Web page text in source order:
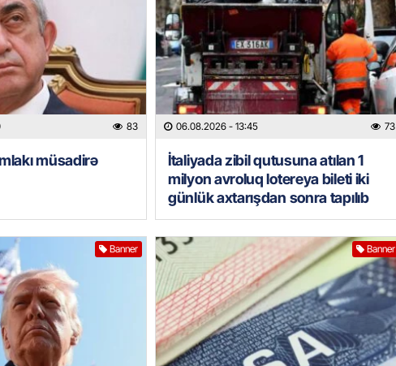
83
müsadirə
06.08.2026 - 13:45 73
İtaliyada zibil qutusuna atılan 1
milyon avroluq lotereya bileti iki
günlük axtarışdan sonra tapılıb
Banner Banner